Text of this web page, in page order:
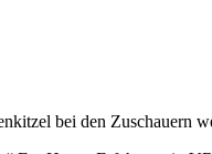
bei den Zuschauern